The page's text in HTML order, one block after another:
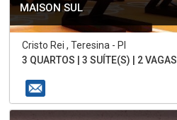
MAISON SUL
Cristo Rei , Teresina - PI
3 QUARTOS | 3 SUÍTE(S) | 2 VAGAS